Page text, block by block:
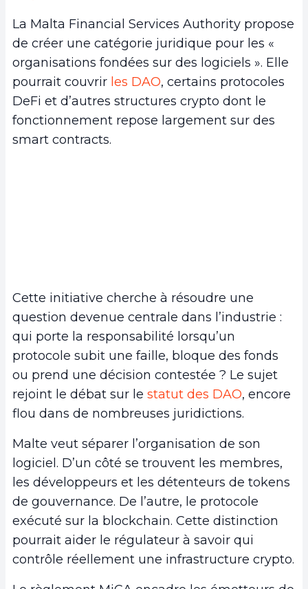
La Malta Financial Services Authority propose
de créer une catégorie juridique pour les «
organisations fondées sur des logiciels ». Elle
pourrait couvrir les DAO, certains protocoles
DeFi et d’autres structures crypto dont le
fonctionnement repose largement sur des
smart contracts.
Cette initiative cherche à résoudre une
question devenue centrale dans l’industrie :
qui porte la responsabilité lorsqu’un
protocole subit une faille, bloque des fonds
ou prend une décision contestée ? Le sujet
rejoint le débat sur le statut des DAO, encore
flou dans de nombreuses juridictions.
Malte veut séparer l’organisation de son
logiciel. D’un côté se trouvent les membres,
les développeurs et les détenteurs de tokens
de gouvernance. De l’autre, le protocole
exécuté sur la blockchain. Cette distinction
pourrait aider le régulateur à savoir qui
contrôle réellement une infrastructure crypto.